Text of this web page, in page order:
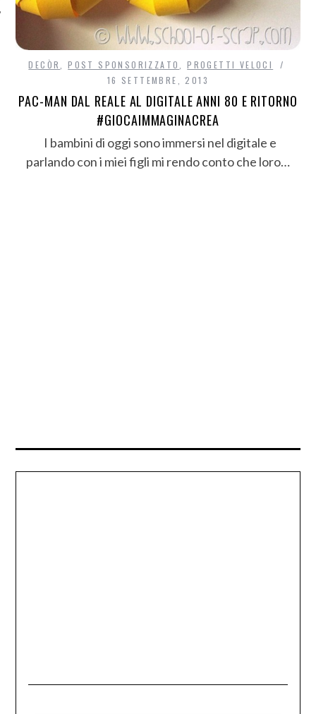
DECÒR ,POST SPONSORIZZATO ,PROGETTI VELOCI
16 SETTEMBRE, 2013
PAC-MAN DAL REALE AL DIGITALE ANNI 80 E RITORNO
#GIOCAIMMAGINACREA
I bambini di oggi sono immersi nel digitale e
parlando con i miei figli mi rendo conto che loro…